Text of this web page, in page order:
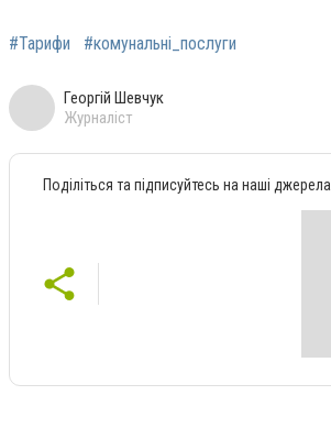
#Тарифи #комунальні_послуги
Георгій Шевчук
Журналіст
Поділіться та підписуйтесь на наші джерела